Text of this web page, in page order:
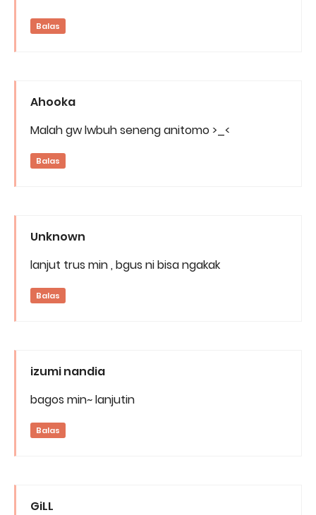
Balas
Ahooka
Malah gw lwbuh seneng anitomo >_<
Balas
Unknown
lanjut trus min , bgus ni bisa ngakak
Balas
izumi nandia
bagos min~ lanjutin
Balas
GiLL